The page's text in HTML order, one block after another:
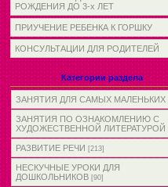
РОЖДЕНИЯ ДО 3-х ЛЕТ
ПРИУЧЕНИЕ РЕБЕНКА К ГОРШКУ
КОНСУЛЬТАЦИИ ДЛЯ РОДИТЕЛЕЙ
Категории раздела
ЗАНЯТИЯ ДЛЯ САМЫХ МАЛЕНЬКИХ
ЗАНЯТИЯ ПО ОЗНАКОМЛЕНИЮ С
ХУДОЖЕСТВЕННОЙ ЛИТЕРАТУРОЙ
РАЗВИТИЕ РЕЧИ [213]
НЕСКУЧНЫЕ УРОКИ ДЛЯ
ДОШКОЛЬНИКОВ [90]